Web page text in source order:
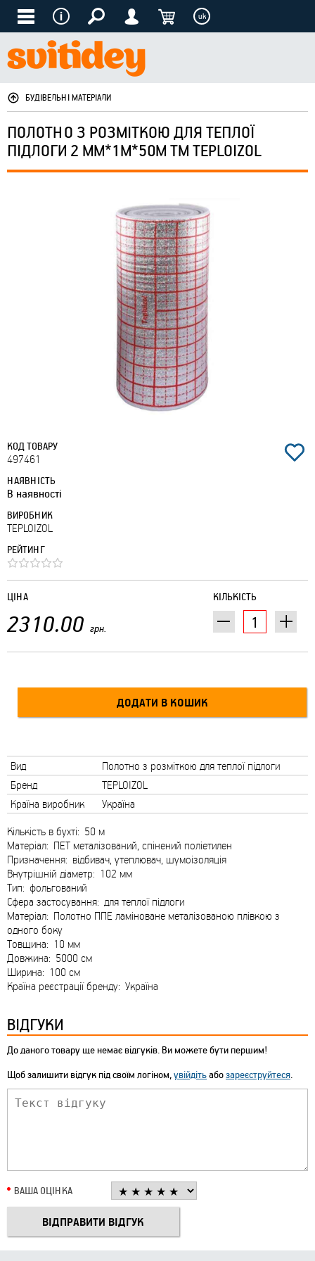
uk
БУДІВЕЛЬНІ МАТЕРІАЛИ
ПОЛОТНО З РОЗМІТКОЮ ДЛЯ ТЕПЛОЇ
ПІДЛОГИ 2 ММ*1М*50М ТМ TEPLOIZOL
КОД ТОВАРУ
497461
НАЯВНІСТЬ
В наявності
ВИРОБНИК
TEPLOIZOL
РЕЙТИНГ
КІЛЬКІСТЬ
ЦІНА
2310.00 грн.
Вид
Полотно з розміткою для теплої підлоги
Бренд
TEPLOIZOL
Країна виробник
Україна
Кількість в бухті: 50 м
Матеріал: ПЕТ металізований, спінений поліетилен
Призначення: відбивач, утеплювач, шумоізоляція
Внутрішній діаметр: 102 мм
Тип: фольгований
Сфера застосування: для теплої підлоги
Матеріал: Полотно ППЕ ламіноване металізованою плівкою з
одного боку
Товщина: 10 мм
Довжина: 5000 см
Ширина: 100 см
Країна реєстрації бренду: Україна
ВІДГУКИ
До даного товару ще немає відгуків. Ви можете бути першим!
Щоб залишити відгук під своїм логіном,увійдітьабозареєструйтеся.
ВАША ОЦІНКА